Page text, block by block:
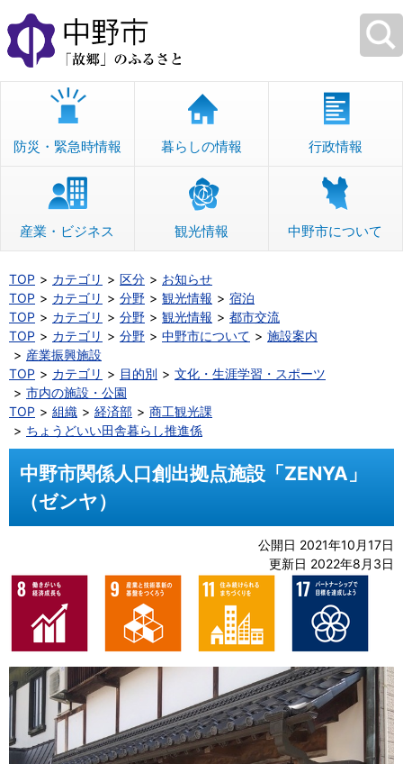
本
文
へ
移
防災・緊急時情報 暮らしの情報 行政情報
産業・ビジネス 観光情報 中野市について
TOP カテゴリ 区分
お知らせ
TOP
カテゴリ 分野 観光情報
宿泊
TOP
カテゴリ 分野 観光情報
都市交流
TOP
カテゴリ 分野 中野市について
施設案内
産業振興施設
TOP
カテゴリ 目的別
文化・生涯学習・スポーツ
市内の施設・公園
TOP
組織 経済部
商工観光課
ちょうどいい田舎暮らし推進係
中野市関係人口創出拠点施設「ZENYA」
（ゼンヤ）
公開日 2021年10月17日
更新日 2022年8月3日